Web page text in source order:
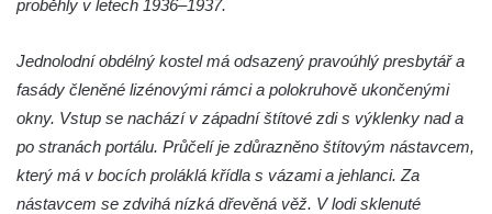
Kostel svatého Ducha v poutním areálu
Římov
Křížová cesta Římov – XXV. kaple – Boží
hrob
Křížová cesta Římov – XXIV. kaple – Pieta
proběhly v letech 1936–1937.
Jednolodní obdélný kostel má odsazený pravoúhlý presbytář a
fasády členěné lizénovými rámci a polokruhově ukončenými
okny. Vstup se nachází v západní štítové zdi s výklenky nad a
po stranách portálu. Průčelí je zdůrazněno štítovým nástavcem,
který má v bocích proláklá křídla s vázami a jehlanci. Za
nástavcem se zdvihá nízká dřevěná věž. V lodi sklenuté